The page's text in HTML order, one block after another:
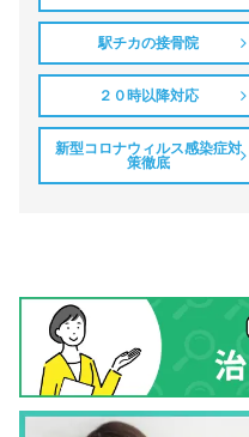
駅チカの接骨院
２０時以降対応
新型コロナウィルス感染症対
策徹底